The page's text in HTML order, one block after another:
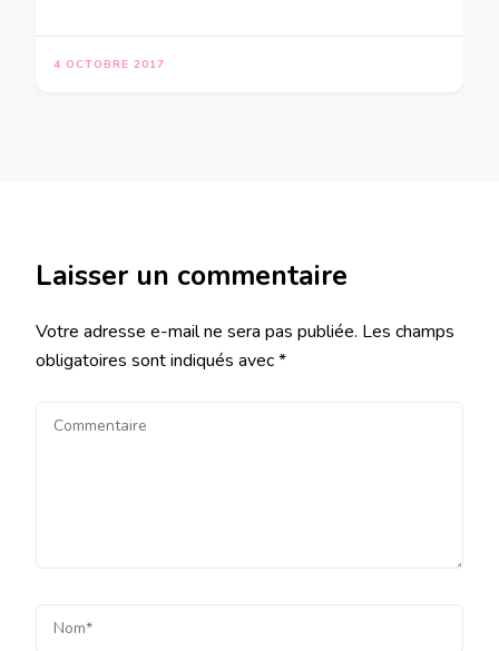
4 OCTOBRE 2017
Laisser un commentaire
Votre adresse e-mail ne sera pas publiée. Les champs
obligatoires sont indiqués avec*